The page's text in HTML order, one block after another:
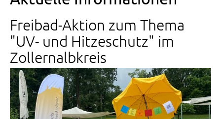
Freibad-Aktion zum Thema
"UV- und Hitzeschutz" im
Zollernalbkreis